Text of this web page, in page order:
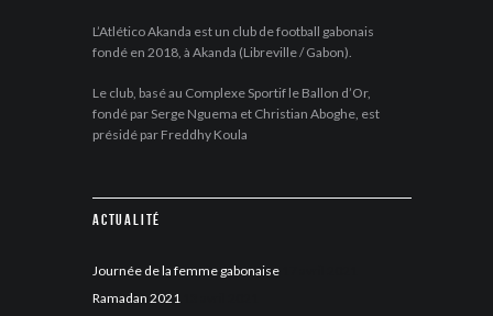
L’Atlético Akanda est un club de football gabonais
fondé en 2018, à Akanda (Libreville / Gabon).
Le club, basé au Complexe Sportif le Ballon d’Or,
fondé par Serge Nguema et Christian Aboghe, est
présidé par Freddhy Koula
Actualité
Journée de la femme gabonaise
Ramadan 2021